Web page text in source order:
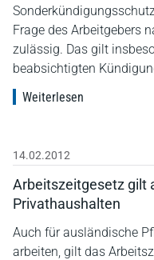
Frage des Arbeitgebers
zulässig. Das gilt
beabsichtigten
Weiterlesen
14.02.2012
Arbeitszeitgesetz gilt
Privathaushalten
Auch für ausländische
arbeiten, gilt das